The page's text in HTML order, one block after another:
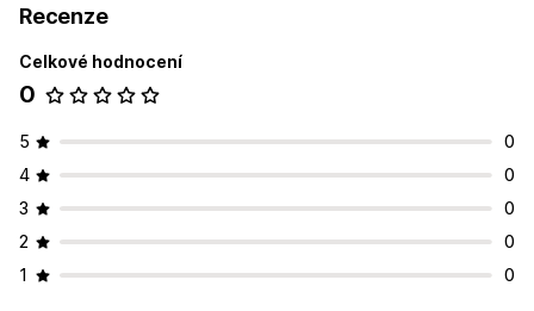
Minimální množství
Specifické podle kolekce
Nastavení oznámení
Vlastní prosazování značky
Recenze
Celkové hodnocení
0
5
0
4
0
3
0
2
0
1
0